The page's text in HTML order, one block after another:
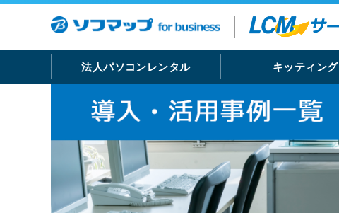
法人パソコンレンタル キッティング